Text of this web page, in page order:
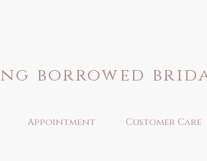
borrowed
Appointment Customer Care